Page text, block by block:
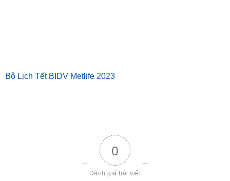
Bộ Lịch Tết BIDV Metlife 2023
0
Đánh giá bài viết